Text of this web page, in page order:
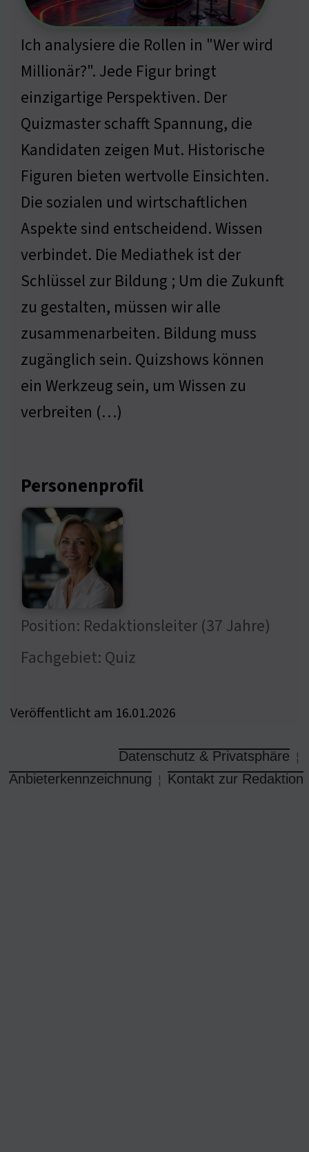
Ich analysiere die Rollen in "Wer wird
Millionär?". Jede Figur bringt
einzigartige Perspektiven. Der
Quizmaster schafft Spannung, die
Kandidaten zeigen Mut. Historische
Figuren bieten wertvolle Einsichten.
Die sozialen und wirtschaftlichen
Aspekte sind entscheidend. Wissen
verbindet. Die Mediathek ist der
Schlüssel zur Bildung ; Um die Zukunft
zu gestalten, müssen wir alle
zusammenarbeiten. Bildung muss
zugänglich sein. Quizshows können
ein Werkzeug sein, um Wissen zu
verbreiten (…)
Personenprofil
Position: Redaktionsleiter (37 Jahre)
Fachgebiet: Quiz
Veröffentlicht am 16.01.2026
Datenschutz & Privatsphäre ¦
Anbieterkennzeichnung ¦ Kontakt zur Redaktion